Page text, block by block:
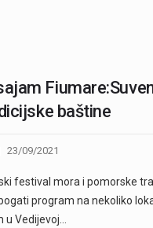
baštine
23/09/2021
festival mora i pomorske
program na nekoliko
Vedijevoj…